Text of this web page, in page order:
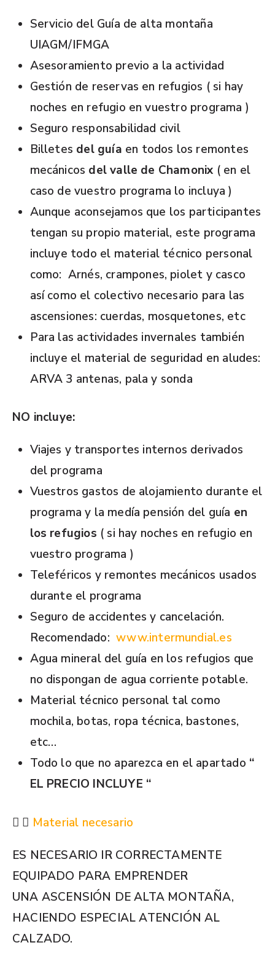
Servicio del Guía de alta montaña
UIAGM/IFMGA
Asesoramiento previo a la actividad
Gestión de reservas en refugios ( si hay
noches en refugio en vuestro programa )
Seguro responsabilidad civil
Billetes del guía en todos los remontes
mecánicos del valle de Chamonix ( en el
caso de vuestro programa lo incluya )
Aunque aconsejamos que los participantes
tengan su propio material, este programa
incluye todo el material técnico personal
como: Arnés, crampones, piolet y casco
así como el colectivo necesario para las
ascensiones: cuerdas, mosquetones, etc
Para las actividades invernales también
incluye el material de seguridad en aludes:
ARVA 3 antenas, pala y sonda
NO incluye:
Viajes y transportes internos derivados
del programa
Vuestros gastos de alojamiento durante el
programa y la medía pensión del guía en
los refugios ( si hay noches en refugio en
vuestro programa )
Teleféricos y remontes mecánicos usados
durante el programa
Seguro de accidentes y cancelación.
Recomendado: www.intermundial.es
Agua mineral del guía en los refugios que
no dispongan de agua corriente potable.
Material técnico personal tal como
mochila, botas, ropa técnica, bastones,
etc…
Todo lo que no aparezca en el apartado “
EL PRECIO INCLUYE “
Material necesario
ES NECESARIO IR CORRECTAMENTE
EQUIPADO PARA EMPRENDER
UNA ASCENSIÓN DE ALTA MONTAÑA,
HACIENDO ESPECIAL ATENCIÓN AL
CALZADO.